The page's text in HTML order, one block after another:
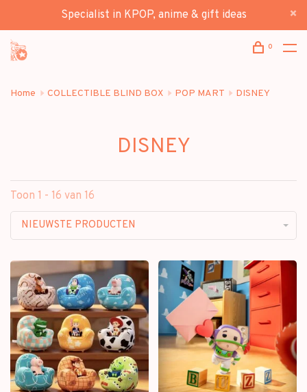
Specialist in KPOP, anime & gift ideas
0
Home COLLECTIBLE BLIND BOX POP MART DISNEY
DISNEY
Toon 1 - 16 van 16
NIEUWSTE PRODUCTEN